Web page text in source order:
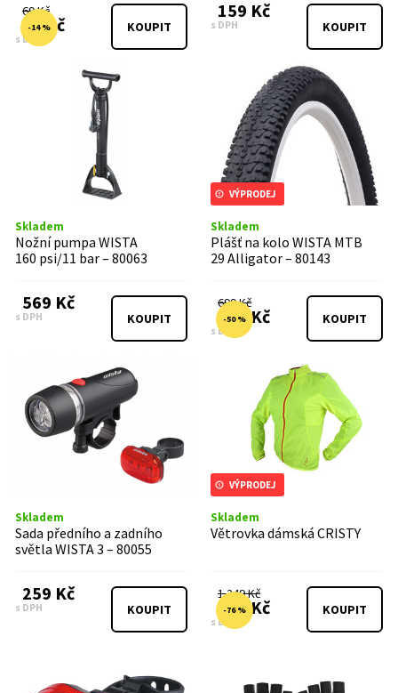
69 Kč
59 Kč
-14 %
s DPH
KOUPIT
159 Kč
s DPH KOUPIT
Skladem
Nožní pumpa WISTA
160 psi/11 bar – 80063
569 Kč
s DPH KOUPIT
VÝPRODEJ
Skladem
Plášť na kolo WISTA MTB
29 Alligator – 80143
699 Kč
349 Kč
-50 %
s DPH
KOUPIT
Skladem
Sada předního a zadního
světla WISTA 3 – 80055
259 Kč
s DPH KOUPIT
VÝPRODEJ
Skladem
Větrovka dámská CRISTY
1 249 Kč
299 Kč
-76 %
s DPH
KOUPIT